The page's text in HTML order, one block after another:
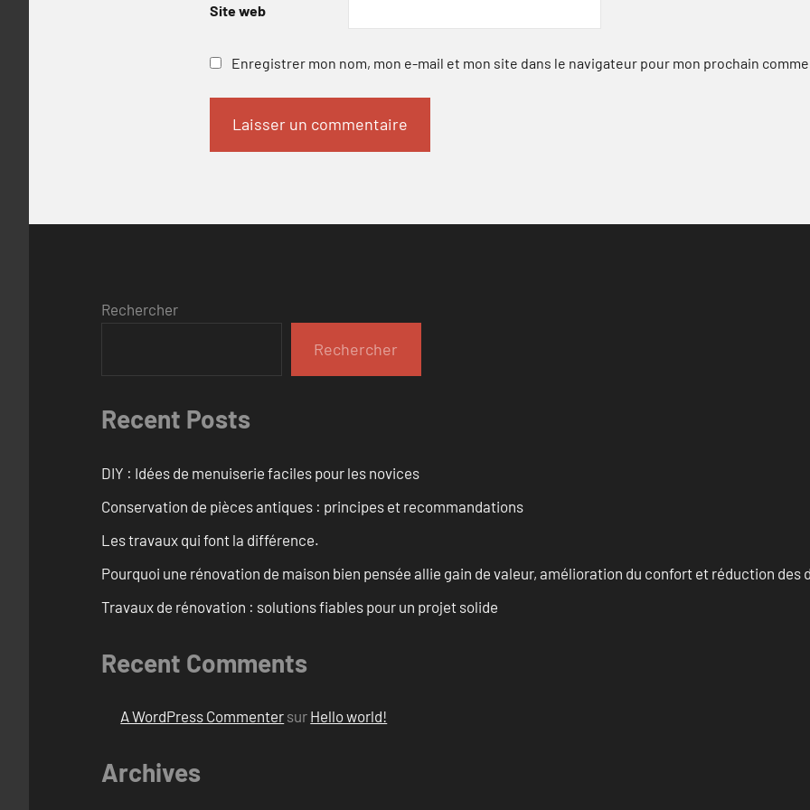
Site web
Enregistrer mon nom, mon e-mail et mon site dans le navigateur pour mon prochain
Rechercher
Rechercher
Recent Posts
DIY : Idées de menuiserie faciles pour les novices
Conservation de pièces antiques : principes et recommandations
Les travaux qui font la différence.
Pourquoi une rénovation de maison bien pensée allie gain de valeur, amélioration du confort et réduction des
Travaux de rénovation : solutions fiables pour un projet solide
Recent Comments
A WordPress Commenter sur Hello world!
Archives